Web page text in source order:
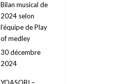
Bilan musical de
2024 selon
l’équipe de Play
of medley
30 décembre
2024